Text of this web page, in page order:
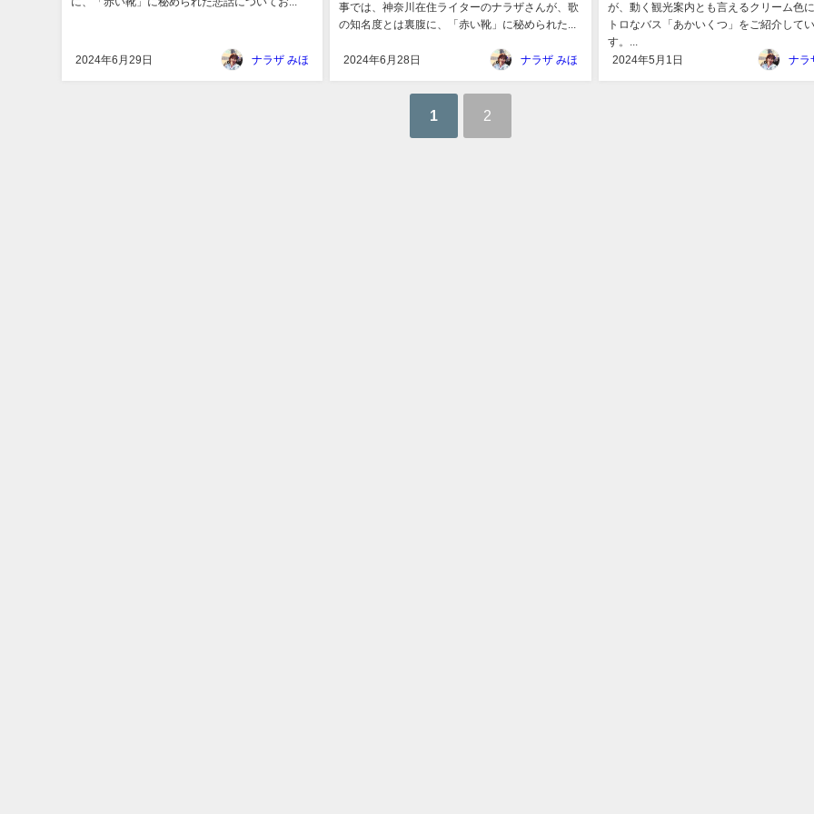
2024年6月29日 ナラザ みほ
事では、神奈川在住ライターのナラザさんが、歌
の知名度とは裏腹に、「赤い靴」に秘められた...
2024年6月28日 ナラザ みほ
が、動く観光案内とも言えるクリーム色
トロなバス「あかいくつ」をご紹介して
す。...
2024年5月1日
ナラ
1 2